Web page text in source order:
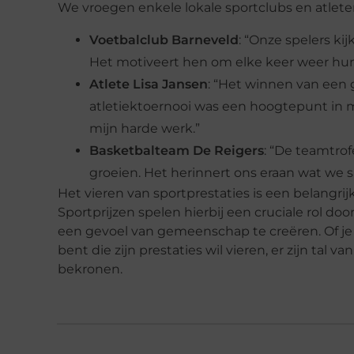
We vroegen enkele lokale sportclubs en
Voetbalclub Barneveld: “Onze spelers
Het motiveert hen om elke keer weer
Atlete Lisa Jansen: “Het winnen van
atletiektoernooi was een hoogtepunt in
mijn harde werk.”
Basketbalteam De Reigers: “De
groeien. Het herinnert ons eraan wat we
Het vieren van sportprestaties is een
Sportprijzen spelen hierbij een cruciale rol
een gevoel van gemeenschap te creëren. Of
bent die zijn prestaties wil vieren, er zijn tal
bekronen.